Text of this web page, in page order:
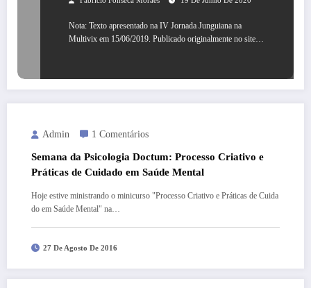
Nota: Texto apresentado na IV Jornada Junguiana na
Multivix em 15/06/2019. Publicado originalmente no site…
Admin 1 Comentários
Semana da Psicologia Doctum: Processo Criativo e
Práticas de Cuidado em Saúde Mental
Hoje estive ministrando o minicurso "Processo Criativo e Práticas de Cuida
do em Saúde Mental" na…
27 De Agosto De 2016